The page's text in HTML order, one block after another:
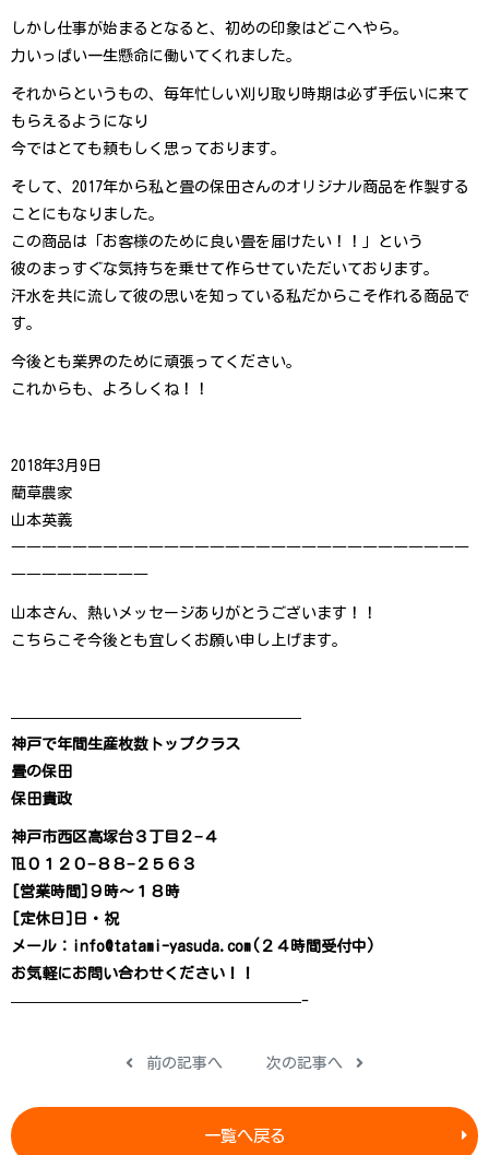
しかし仕事が始まるとなると、初めの印象はどこへやら。
力いっぱい一生懸命に働いてくれました。
それからというもの、毎年忙しい刈り取り時期は必ず手伝いに来て
もらえるようになり
今ではとても頼もしく思っております。
そして、2017年から私と畳の保田さんのオリジナル商品を作製する
ことにもなりました。
この商品は「お客様のために良い畳を届けたい！！」という
彼のまっすぐな気持ちを乗せて作らせていただいております。
汗水を共に流して彼の思いを知っている私だからこそ作れる商品で
す。
今後とも業界のために頑張ってください。
これからも、よろしくね！！
2018年3月9日
藺草農家
山本英義
――――――――――――――――――――――――――――――
―――――――――
山本さん、熱いメッセージありがとうございます！！
こちらこそ今後とも宜しくお願い申し上げます。
———————————————————
神戸で年間生産枚数トップクラス
畳の保田
保田貴政
神戸市西区高塚台３丁目２−４
℡０１２０−８８−２５６３
[営業時間]９時〜１８時
[定休日]日・祝
メール：info@tatami-yasuda.com(２４時間受付中)
お気軽にお問い合わせください！！
———————————————————-
前の記事へ 次の記事へ
一覧へ戻る